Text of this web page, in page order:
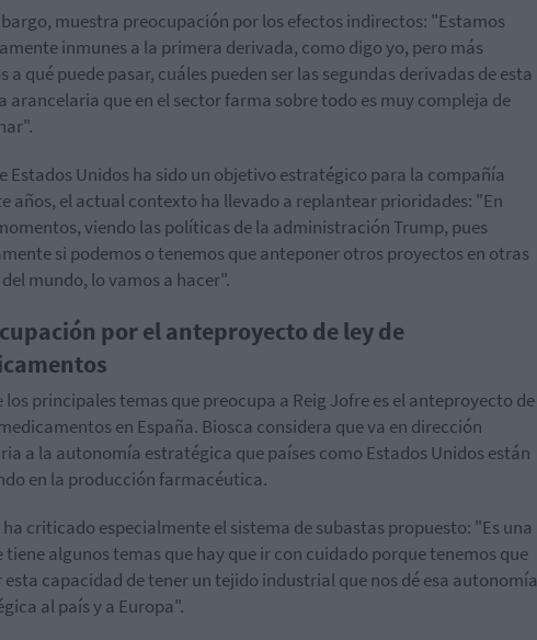
muestra preocupación por los efectos indirectos: "Estamos
inmunes a la primera derivada, como digo yo, pero más
a qué puede pasar, cuáles pueden ser las segundas derivadas de esta
arancelaria que en el sector farma sobre todo es muy compleja de
Estados Unidos ha sido un objetivo estratégico para la compañía
años, el actual contexto ha llevado a replantear prioridades: "En
viendo las políticas de la administración Trump, pues
si podemos o tenemos que anteponer otros proyectos en otras
mundo, lo vamos a hacer".
por el anteproyecto de ley de
los principales temas que preocupa a Reig Jofre es el anteproyecto de
en España. Biosca considera que va en dirección
a la autonomía estratégica que países como Estados Unidos están
en la producción farmacéutica.
ha criticado especialmente el sistema de subastas propuesto: "Es una
tiene algunos temas que hay que ir con cuidado porque tenemos que
esta capacidad de tener un tejido industrial que nos dé esa autonomía
al país y a Europa".